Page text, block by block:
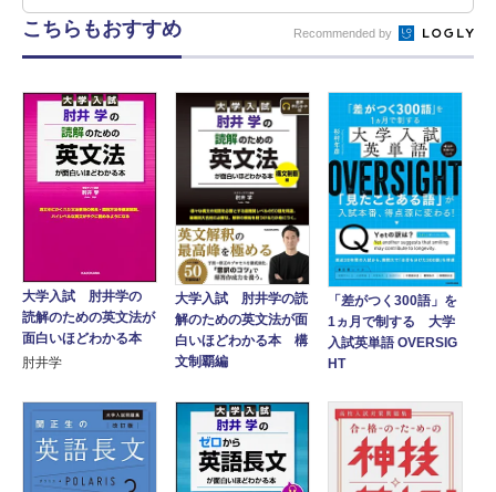
こちらもおすすめ Recommended by
大学入試 肘井学の
読解のための英文法が
面白いほどわかる本
肘井学
大学入試 肘井学の読
解のための英文法が面
白いほどわかる本 構
文制覇編
「差がつく300語」を
1ヵ月で制する 大学
入試英単語 OVERSIG
HT